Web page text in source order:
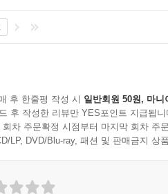
후 한줄평 작성 시 일반회원 50원, 마니
후 작성한 리뷰만 YES포인트 지급됩니
회차 주문확정 시점부터 마지막 회차 주
LP, DVD/Blu-ray, 패션 및 판매금지 상